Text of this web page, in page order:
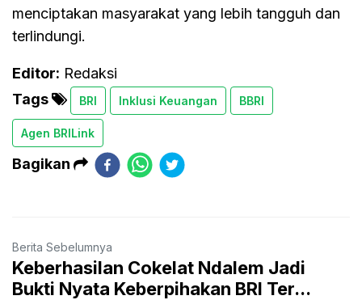
menciptakan masyarakat yang lebih tangguh dan
terlindungi.
Editor: Redaksi
Tags
BRI Inklusi Keuangan BBRI
Agen BRILink
Bagikan
Berita Sebelumnya
Keberhasilan Cokelat Ndalem Jadi
Bukti Nyata Keberpihakan BRI Ter...